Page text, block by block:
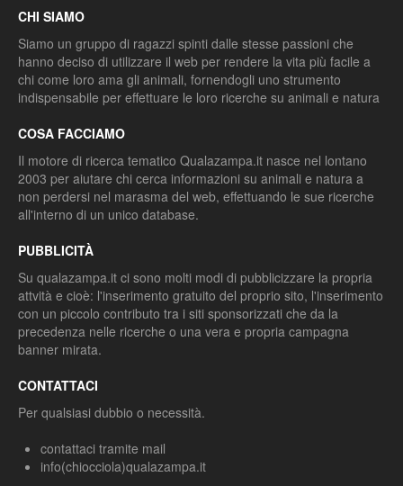
CHI SIAMO
Siamo un gruppo di ragazzi spinti dalle stesse passioni che
hanno deciso di utilizzare il web per rendere la vita più facile a
chi come loro ama gli animali, fornendogli uno strumento
indispensabile per effettuare le loro ricerche su animali e natura
COSA FACCIAMO
Il motore di ricerca tematico Qualazampa.it nasce nel lontano
2003 per aiutare chi cerca informazioni su animali e natura a
non perdersi nel marasma del web, effettuando le sue ricerche
all'interno di un unico database.
PUBBLICITÀ
Su qualazampa.it ci sono molti modi di pubblicizzare la propria
attvità e cioè: l'inserimento gratuito del proprio sito, l'inserimento
con un piccolo contributo tra i siti sponsorizzati che da la
precedenza nelle ricerche o una vera e propria campagna
banner mirata.
CONTATTACI
Per qualsiasi dubbio o necessità.
contattaci tramite mail
info(chiocciola)qualazampa.it